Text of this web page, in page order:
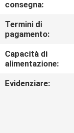
TUTTI
CASI
VR
consegna:
Termini di
pagamento:
Capacità di
alimentazione:
Evidenziare: